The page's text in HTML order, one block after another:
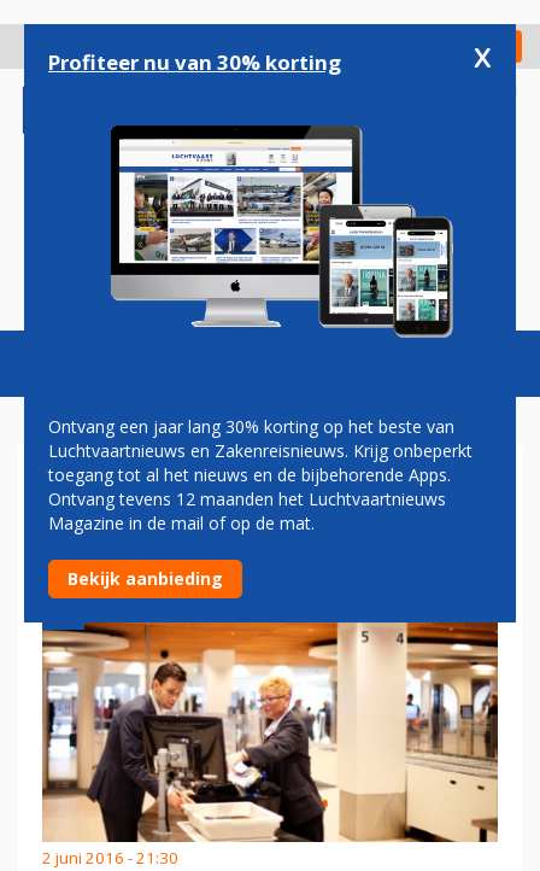
gaan
Check in
Magazine Podcasts Vacatures
SCHIPHOL EN FNV AKKOORD
OVER BEVEILIGERS
2 juni 2016 - 21:30
Profiteer nu van 30% korting x
Ontvang een jaar lang 30% korting op het beste van
Luchtvaartnieuws en Zakenreisnieuws. Krijg onbeperkt
toegang tot al het nieuws en de bijbehorende Apps.
Ontvang tevens 12 maanden het Luchtvaartnieuws
Magazine in de mail of op de mat.
Bekijk aanbieding